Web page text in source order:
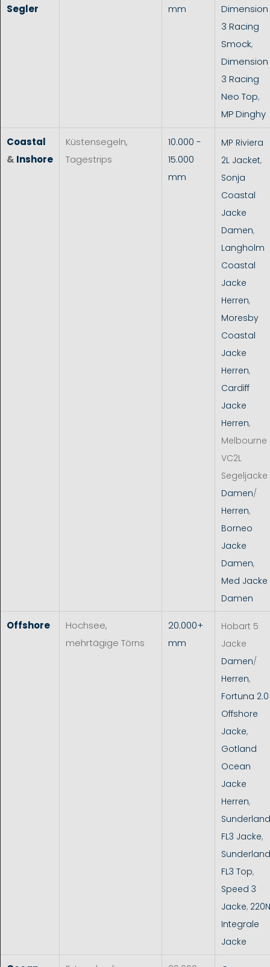
Segler mm
Dimension
3 Racing
Smock,
Dimension
3 Racing
Neo Top,
MP Dinghy
Coastal
& Inshore
Küstensegeln,
Tagestrips
10.000 -
15.000
mm
MP Riviera
2L Jacket,
Sonja
Coastal
Jacke
Damen,
Langholm
Coastal
Jacke
Herren,
Moresby
Coastal
Jacke
Herren,
Cardiff
Jacke
Herren,
Melbourne
VC2L
Segeljacke
Damen/
Herren,
Borneo
Jacke
Damen,
Med Jacke
Damen
Offshore
Hochsee,
mehrtägige Törns
20.000+
mm
Hobart 5
Jacke
Damen/
Herren,
Fortuna 2.0
Offshore
Jacke,
Gotland
Ocean
Jacke
Herren,
Sunderland
FL3 Jacke,
Sunderland
FL3 Top,
Speed 3
Jacke, 220N
Integrale
Jacke